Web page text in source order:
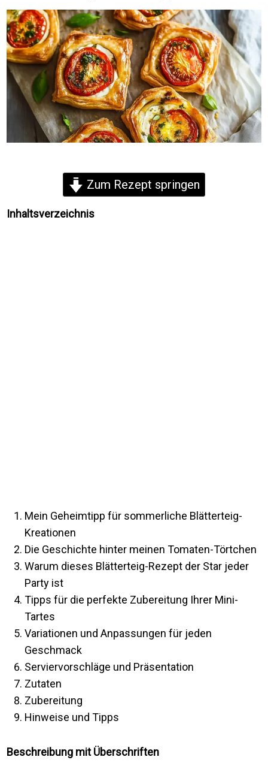
Zum Rezept springen
Inhaltsverzeichnis
Mein Geheimtipp für sommerliche Blätterteig-
Kreationen
Die Geschichte hinter meinen Tomaten-Törtchen
Warum dieses Blätterteig-Rezept der Star jeder
Party ist
Tipps für die perfekte Zubereitung Ihrer Mini-
Tartes
Variationen und Anpassungen für jeden
Geschmack
Serviervorschläge und Präsentation
Zutaten
Zubereitung
Hinweise und Tipps
Beschreibung mit Überschriften